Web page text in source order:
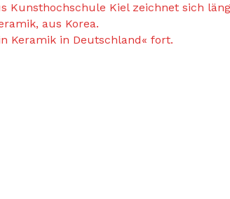
Kunsthochschule Kiel zeichnet sich
aus Korea.
Keramik in Deutschland« fort.